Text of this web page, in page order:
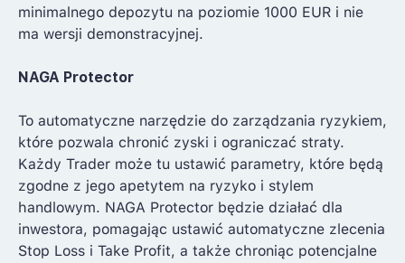
minimalnego depozytu na poziomie 1000 EUR i nie
ma wersji demonstracyjnej.
NAGA Protector
To automatyczne narzędzie do zarządzania ryzykiem,
które pozwala chronić zyski i ograniczać straty.
Każdy Trader może tu ustawić parametry, które będą
zgodne z jego apetytem na ryzyko i stylem
handlowym. NAGA Protector będzie działać dla
inwestora, pomagając ustawić automatyczne zlecenia
Stop Loss i Take Profit, a także chroniąc potencjalne